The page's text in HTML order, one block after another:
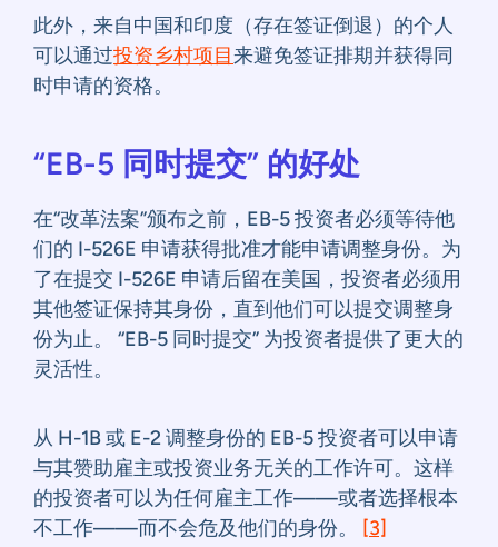
此外，来自中国和印度（存在签证倒退）的个人
可以通过投资乡村项目来避免签证排期并获得同
时申请的资格。
“EB-5 同时提交” 的好处
在“改革法案”颁布之前，EB-5 投资者必须等待他
们的 I-526E 申请获得批准才能申请调整身份。为
了在提交 I-526E 申请后留在美国，投资者必须用
其他签证保持其身份，直到他们可以提交调整身
份为止。 “EB-5 同时提交” 为投资者提供了更大的
灵活性。
从 H-1B 或 E-2 调整身份的 EB-5 投资者可以申请
与其赞助雇主或投资业务无关的工作许可。这样
的投资者可以为任何雇主工作——或者选择根本
不工作——而不会危及他们的身份。
[3]